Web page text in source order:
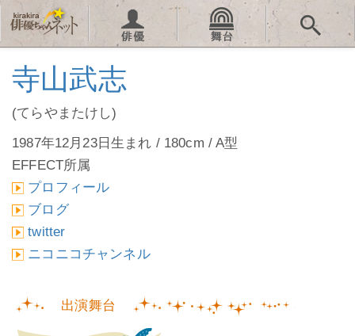
寺山武志
(てらやまたけし)
1987年12月23日生まれ / 180cm / A型
EFFECT所属
プロフィール
ブログ
twitter
ニコニコチャンネル
出演舞台